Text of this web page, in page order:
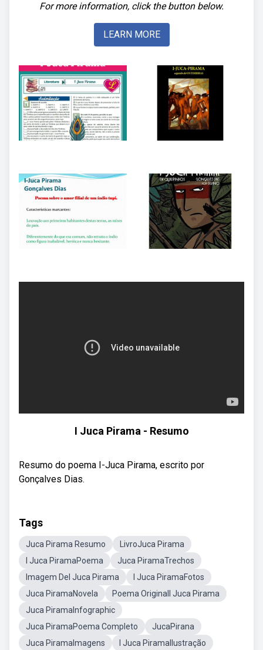
For more information, click the button below.
LEARN MORE
I Juca Pirama - Resumo
Resumo do poema I-Juca Pirama, escrito por
Gonçalves Dias.
Tags
Juca Pirama Resumo
LivroJuca Pirama
I Juca PiramaPoema
Juca PiramaTrechos
Imagem DeI Juca Pirama
I Juca PiramaFotos
Juca PiramaNovela
Poema OriginalI Juca Pirama
Juca PiramaInfographic
Juca PiramaPoema Completo
JucaPirana
Juca PiramaImagens
I Juca PiramaIlustração